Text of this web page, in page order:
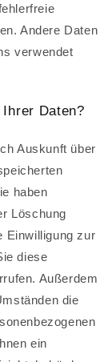
Andere Daten
verwendet
Daten?
Auskunft über
haben
Löschung
Einwilligung zur
diese
Außerdem
die
ein